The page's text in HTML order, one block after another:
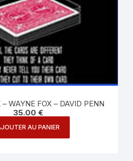
– WAYNE FOX – DAVID PENN
35.00 €
AU PANIER